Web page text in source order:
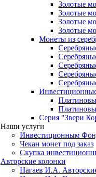
Золотые
Золотые
Золотые
Золотые
Монеты из
Серия "Звери
Наши услуги
Инвестиционным
Чекан монет под заказ
Скупка
Авторские колонки
Нагаев И.А.